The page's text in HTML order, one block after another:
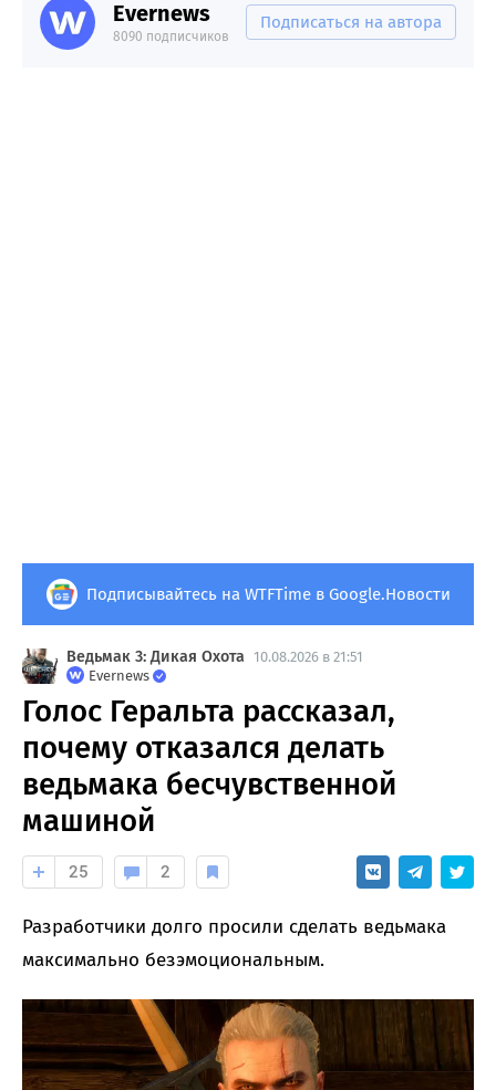
Evernews
8090 подписчиков
Подписаться на автора
Подписывайтесь на WTFTime в Google.Новости
Ведьмак 3: Дикая Охота
10.08.2026 в 21:51
Evernews
Голос Геральта рассказал,
почему отказался делать
ведьмака бесчувственной
машиной
25 2
Разработчики долго просили сделать ведьмака
максимально безэмоциональным.